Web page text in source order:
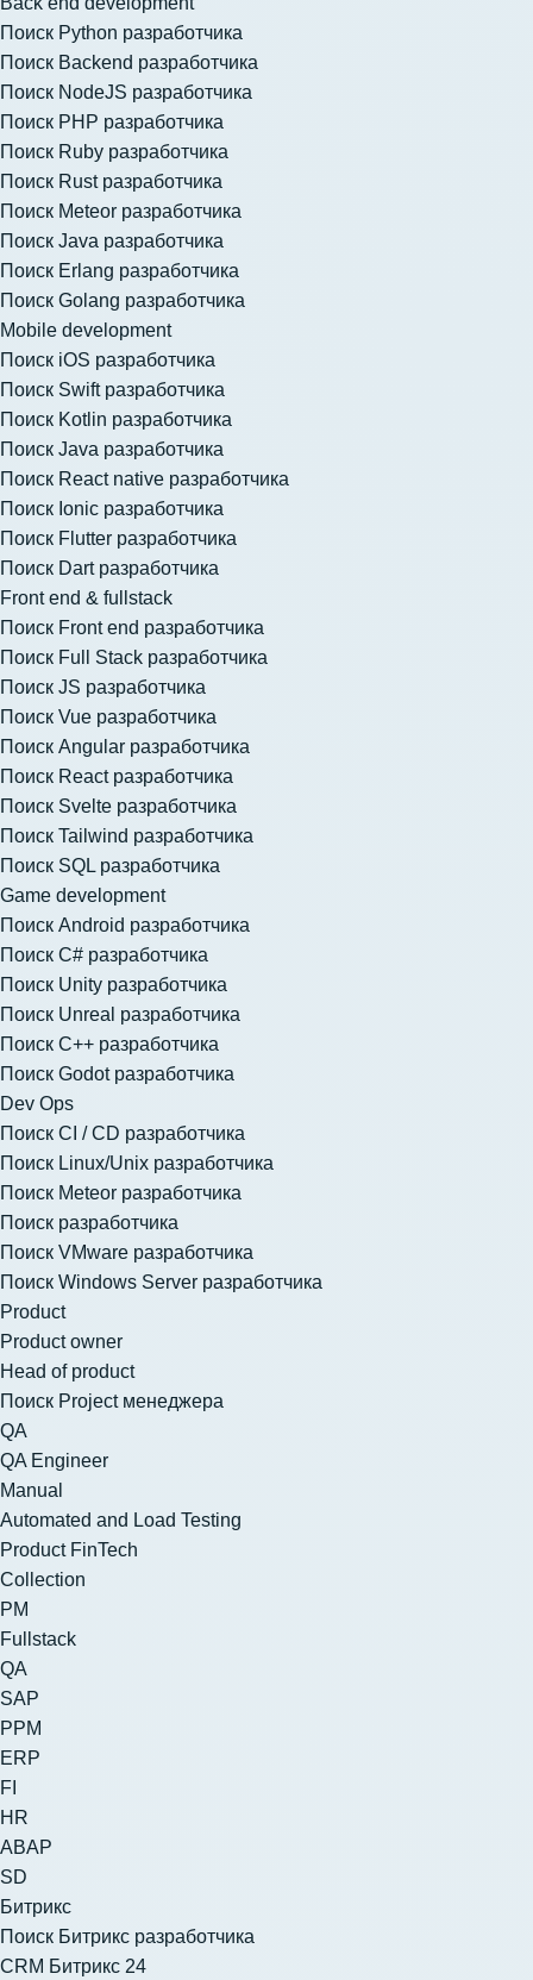
Поиск Python разработчика
Поиск Backend разработчика
Поиск NodeJS разработчика
Поиск PHP разработчика
Поиск Ruby разработчика
Поиск Rust разработчика
Поиск Meteor разработчика
Поиск Java разработчика
Поиск Erlang разработчика
Поиск Golang разработчика
Mobile development
Поиск iOS разработчика
Поиск Swift разработчика
Поиск Kotlin разработчика
Поиск Java разработчика
Поиск React native разработчика
Поиск Ionic разработчика
Поиск Flutter разработчика
Поиск Dart разработчика
Front end & fullstack
Поиск Front end разработчика
Поиск Full Stack разработчика
Поиск JS разработчика
Поиск Vue разработчика
Поиск Angular разработчика
Поиск React разработчика
Поиск Svelte разработчика
Поиск Tailwind разработчика
Поиск SQL разработчика
Game development
Поиск Android разработчика
Поиск C# разработчика
Поиск Unity разработчика
Поиск Unreal разработчика
Поиск C++ разработчика
Поиск Godot разработчика
Dev Ops
Поиск CI / CD разработчика
Поиск Linux/Unix разработчика
Поиск Meteor разработчика
Поиск разработчика
Поиск VMware разработчика
Поиск Windows Server разработчика
Product
Product owner
Head of product
Поиск Project менеджера
QA
QA Engineer
Manual
Automated and Load Testing
Product FinTech
Collection
PM
Fullstack
QA
SAP
PPM
ERP
FI
HR
ABAP
SD
Битрикс
Поиск Битрикс разработчика
CRM Битрикс 24